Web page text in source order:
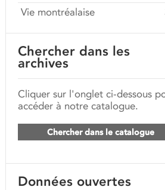
Vie montréalaise
Chercher dans les
archives
Cliquer sur l'onglet ci-dessous
accéder à notre catalogue.
Chercher dans le catalogue
Données ouvertes